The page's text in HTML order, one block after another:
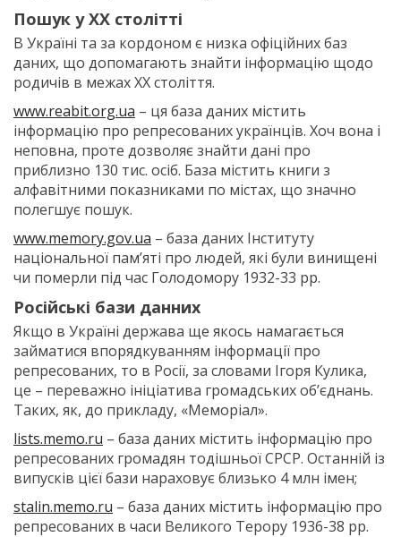
Пошук у ХХ столітті
В Україні та за кордоном є низка офіційних баз
даних, що допомагають знайти інформацію щодо
родичів в межах ХХ століття.
www.reabit.org.ua – ця база даних містить
інформацію про репресованих українців. Хоч вона і
неповна, проте дозволяє знайти дані про
приблизно 130 тис. осіб. База містить книги з
алфавітними показниками по містах, що значно
полегшує пошук.
www.memory.gov.ua – база даних Інституту
національної пам’яті про людей, які були винищені
чи померли під час Голодомору 1932-33 рр.
Російські бази данних
Якщо в Україні держава ще якось намагається
займатися впорядкуванням інформації про
репресованих, то в Росії, за словами Ігоря Кулика,
це – переважно ініціатива громадських об’єднань.
Таких, як, до прикладу, «Меморіал».
lists.memo.ru – база даних містить інформацію про
репресованих громадян тодішньої СРСР. Останній із
випусків цієї бази нараховує близько 4 млн імен;
stalin.memo.ru – база даних містить інформацію про
репресованих в часи Великого Терору 1936-38 рр.